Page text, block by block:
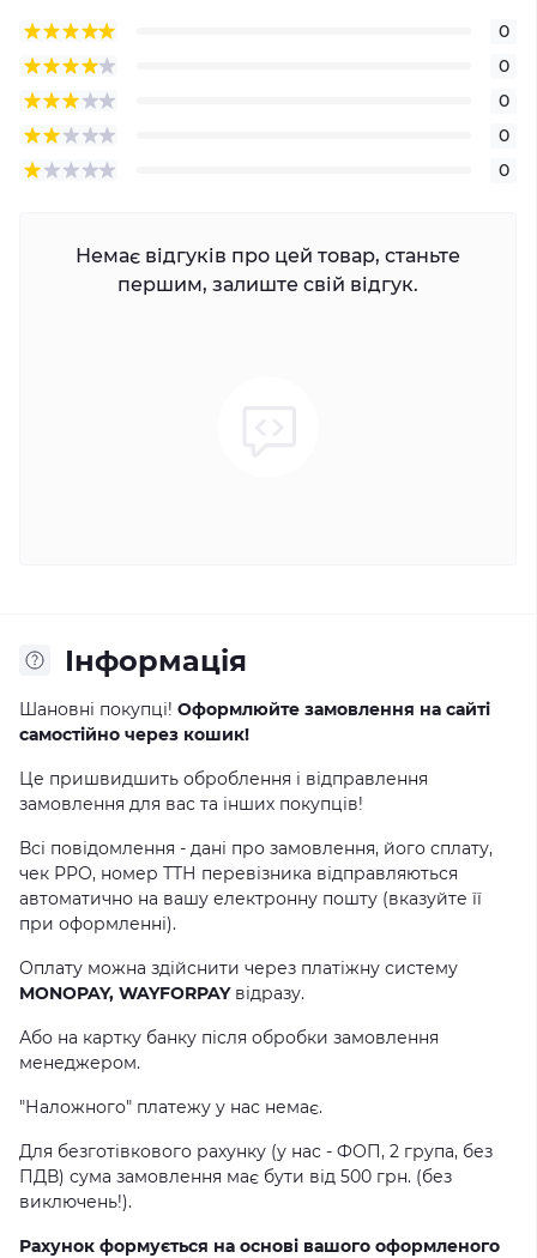
0
0
0
0
0
Немає відгуків про цей товар, станьте
першим, залиште свій відгук.
Інформація
Шановні покупці! Оформлюйте замовлення на сайті
самостійно через кошик!
Це пришвидшить оброблення і відправлення
замовлення для вас та інших покупців!
Всі повідомлення - дані про замовлення, його сплату,
чек РРО, номер ТТН перевізника відправляються
автоматично на вашу електронну пошту (вказуйте її
при оформленні).
Оплату можна здійснити через платіжну систему
MONOPAY, WAYFORPAYвідразу.
Або на картку банку після обробки замовлення
менеджером.
"Наложного" платежу у нас немає.
Для безготівкового рахунку (у нас - ФОП, 2 група, без
ПДВ) сума замовлення має бути від 500 грн. (без
виключень!).
Рахунок формується на основі вашого оформленого